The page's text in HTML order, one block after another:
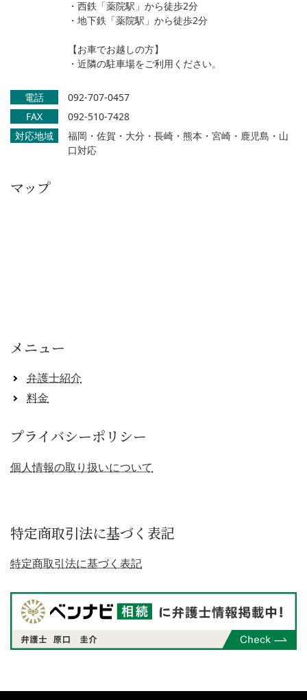
・西鉄「薬院駅」から徒歩2分
・地下鉄「薬院駅」から徒歩2分
【お車でお越しの方】
・近隣の駐車場をご利用ください。
電話
092-707-0457
FAX
092-510-7428
対応地域
福岡・佐賀・大分・長崎・熊本・宮崎・鹿児島・山
口対応
マップ
メニュー
弁護士紹介
料金
プライバシーポリシー
個人情報の取り扱いについて
特定商取引法に基づく表記
特定商取引法に基づく表記